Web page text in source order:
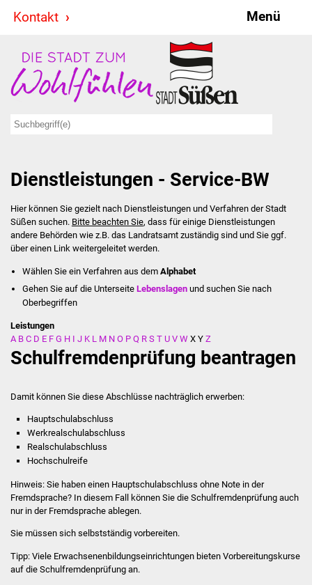
Kontakt Menü
Stadt & Politik
Bürgermeister
Ausschüsse
Ratsinformationssystem
Jugendbeirat
Summerrockfestival
Stadtverwaltung
Ortsrecht
Dienstleistungen - Service-BW
Hier können Sie gezielt nach Dienstleistungen und Verfahren der Stadt
Süßen suchen. Bitte beachten Sie, dass für einige Dienstleistungen
andere Behörden wie z.B. das Landratsamt zuständig sind und Sie ggf.
über einen Link weitergeleitet werden.
Wählen Sie ein Verfahren aus dem Alphabet
Gehen Sie auf die UnterseiteLebenslagen und suchen Sie nach
Oberbegriffen
Leistungen
A B C D E F G H I J K L M N O P Q R S T U V W X Y Z
Schulfremdenprüfung beantragen
Damit können Sie diese Abschlüsse nachträglich erwerben:
Hauptschulabschluss
Werkrealschulabschluss
Realschulabschluss
Hochschulreife
Hinweis:Sie haben einen Hauptschulabschluss ohne Note in der
Fremdsprache? In diesem Fall können Sie die Schulfremdenprüfung auch
nur in der Fremdsprache ablegen.
Sie müssen sich selbstständig vorbereiten.
Tipp:Viele Erwachsenenbildungseinrichtungen bieten Vorbereitungskurse
auf die Schulfremdenprüfung an.